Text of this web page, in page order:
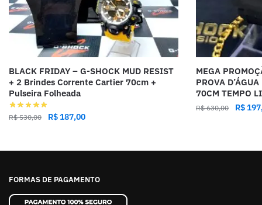
BLACK FRIDAY – G-SHOCK MUD RESIST
+ 2 Brindes Corrente Cartier 70cm +
Pulseira Folheada
R$530,00 R$187,00
MEGA
PROVA
70CM TEMPO
R$630,00 R$
FORMAS DE PAGAMENTO